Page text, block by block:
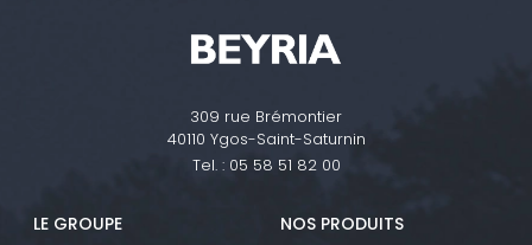
309 rue Brémontier
40110 Ygos-Saint-Saturnin
Tel. : 05 58 51 82 00
LE GROUPE NOS PRODUITS